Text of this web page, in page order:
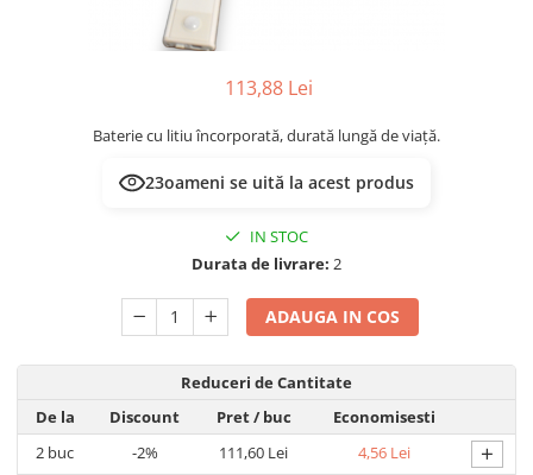
Lampi emergente
Prelungitoare/Derulatoare
Ştechere/Stecher adaptor
113,88 Lei
Baterie cu litiu încorporată, durată lungă de viață.
23oameni se uită la acest produs
IN STOC
Durata de livrare: 2
ADAUGA IN COS
Reduceri de Cantitate
De la
Discount Pret/ buc
Economisesti
2 buc -2% 111,60 Lei 4,56 Lei +